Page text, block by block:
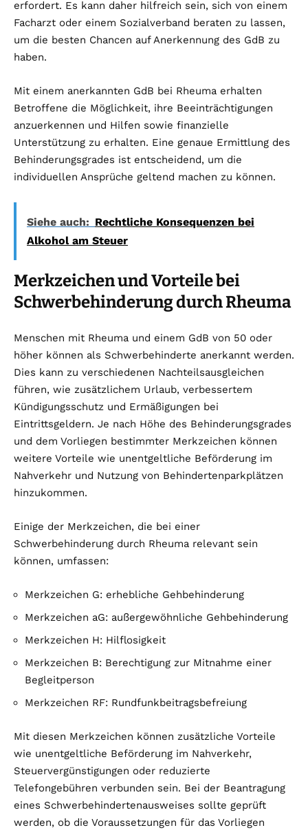
erfordert. Es kann daher hilfreich sein, sich von einem
Facharzt oder einem Sozialverband beraten zu lassen,
um die besten Chancen auf Anerkennung des GdB zu
haben.
Mit einem anerkannten GdB bei Rheuma erhalten
Betroffene die Möglichkeit, ihre Beeinträchtigungen
anzuerkennen und Hilfen sowie finanzielle
Unterstützung zu erhalten. Eine genaue Ermittlung des
Behinderungsgrades ist entscheidend, um die
individuellen Ansprüche geltend machen zu können.
Siehe auch: Rechtliche Konsequenzen bei
Alkohol am Steuer
Merkzeichen und Vorteile bei
Schwerbehinderung durch Rheuma
Menschen mit Rheuma und einem GdB von 50 oder
höher können als Schwerbehinderte anerkannt werden.
Dies kann zu verschiedenen Nachteilsausgleichen
führen, wie zusätzlichem Urlaub, verbessertem
Kündigungsschutz und Ermäßigungen bei
Eintrittsgeldern. Je nach Höhe des Behinderungsgrades
und dem Vorliegen bestimmter Merkzeichen können
weitere Vorteile wie unentgeltliche Beförderung im
Nahverkehr und Nutzung von Behindertenparkplätzen
hinzukommen.
Einige der Merkzeichen, die bei einer
Schwerbehinderung durch Rheuma relevant sein
können, umfassen:
Merkzeichen G: erhebliche Gehbehinderung
Merkzeichen aG: außergewöhnliche Gehbehinderung
Merkzeichen H: Hilflosigkeit
Merkzeichen B: Berechtigung zur Mitnahme einer
Begleitperson
Merkzeichen RF: Rundfunkbeitragsbefreiung
Mit diesen Merkzeichen können zusätzliche Vorteile
wie unentgeltliche Beförderung im Nahverkehr,
Steuervergünstigungen oder reduzierte
Telefongebühren verbunden sein. Bei der Beantragung
eines Schwerbehindertenausweises sollte geprüft
werden, ob die Voraussetzungen für das Vorliegen